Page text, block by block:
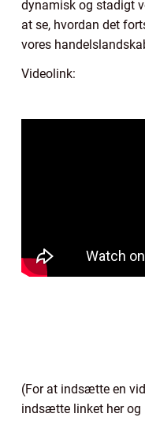
dynamisk og stadigt
at se, hvordan det
vores
Videolink:
(For at indsætte en
indsætte linket her og